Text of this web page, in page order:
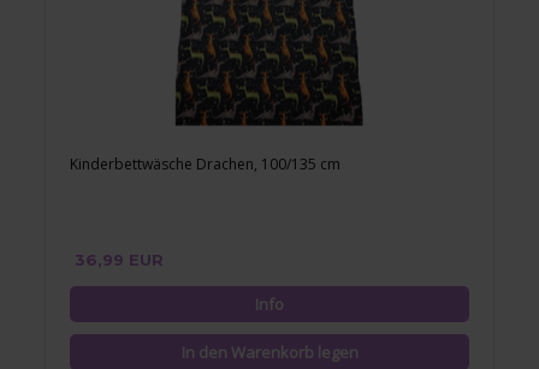
Kinderbettwäsche Drachen, 100/135 cm
36,99 EUR